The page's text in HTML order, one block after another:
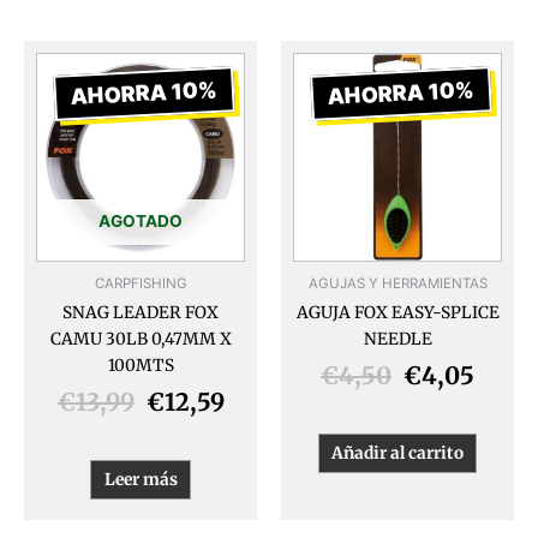
AHORRA 10%
AGOTADO
CARPFISHING
SNAG LEADER FOX
CAMU 30LB 0,47MM X
100MTS
€13,99
El
precio
original
€13,99.
€12,59
El
precio
actual
es:
€12,59.
Leer más
AHORRA 10%
AGUJAS Y HERRAMIENTAS
AGUJA FOX EASY-SPLICE
NEEDLE
€4,50
El
precio
original
€4,05
El
Añadir al carrito